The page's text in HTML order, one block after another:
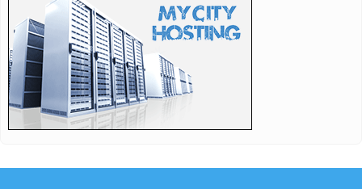
13:25:Jovanov podelio fotografiju glumca Dragana Jovanovića:
Blokaderi...
13:23:Detalji sudara putničkog i teretnog voza u Hrvatskoj:
Petoro te...
13:23:Šaranov: "Pravimo razliku odnosom prema igračima"
VIDEO